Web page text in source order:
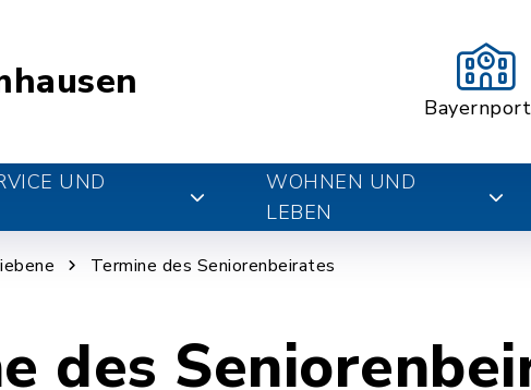
UND
WOHNEN UND
LEBEN
Termine des Seniorenbeirates
des